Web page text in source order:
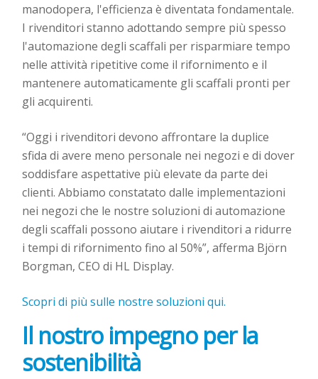
manodopera, l'efficienza è diventata fondamentale.
I rivenditori stanno adottando sempre più spesso
l'automazione degli scaffali per risparmiare tempo
nelle attività ripetitive come il rifornimento e il
mantenere automaticamente gli scaffali pronti per
gli acquirenti.
“Oggi i rivenditori devono affrontare la duplice
sfida di avere meno personale nei negozi e di dover
soddisfare aspettative più elevate da parte dei
clienti. Abbiamo constatato dalle implementazioni
nei negozi che le nostre soluzioni di automazione
degli scaffali possono aiutare i rivenditori a ridurre
i tempi di rifornimento fino al 50%”, afferma Björn
Borgman, CEO di HL Display.
Scopri di più sulle nostre soluzioni qui.
Il nostro impegno per la
sostenibilità